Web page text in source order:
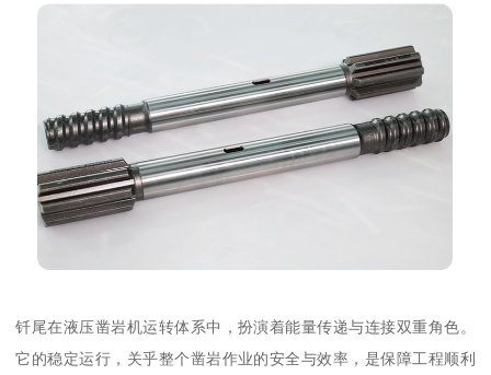
钎尾在液压凿岩机运转体系中，扮演着能量传递与连接双重角色。
它的稳定运行，关乎整个凿岩作业的安全与效率，是保障工程顺利